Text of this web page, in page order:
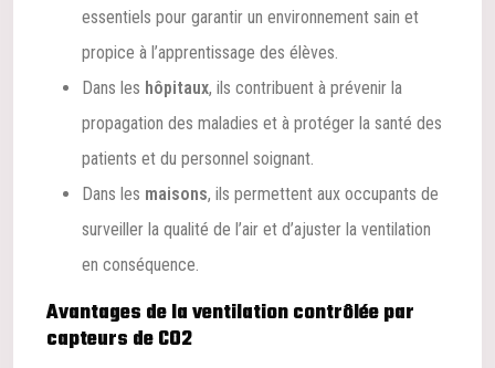
essentiels pour garantir un environnement sain et
propice à l’apprentissage des élèves.
Dans les hôpitaux, ils contribuent à prévenir la
propagation des maladies et à protéger la santé des
patients et du personnel soignant.
Dans les maisons, ils permettent aux occupants de
surveiller la qualité de l’air et d’ajuster la ventilation
en conséquence.
Avantages de la ventilation contrôlée par
capteurs de CO2